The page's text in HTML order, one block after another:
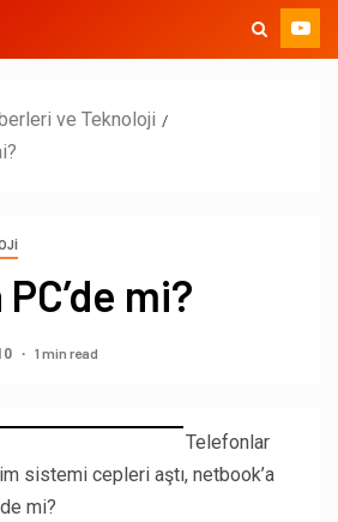
ve Teknoloji
mi?
1 min read
Telefonlar
sistemi cepleri aştı, netbook’a
mi?